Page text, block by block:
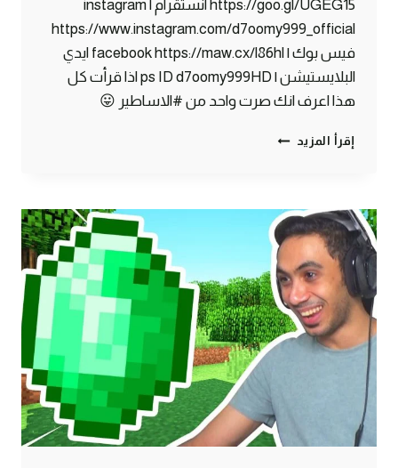
https://goo.gl/UGEG15 انستقرام | instagram
https://www.instagram.com/d7oomy999_official
فيس بوك | facebook https://maw.cx/l86hl ايدي
البلايستيشن | ps ID d7oomy999HD اذا قرأت كل
هذا اعرف انك صرت واحد من #الاساطير 😛
إقرأ المزيد ماين
القرية
الغنية
والقرية
الفقيرة
!